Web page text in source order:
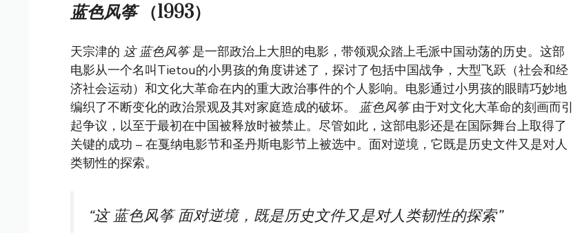
蓝色风筝（1993）
天宗津的 这 蓝色风筝是一部政治上大胆的电影，带领观众踏上毛派中国动荡的历史。这部
电影从一个名叫Tietou的小男孩的角度讲述了，探讨了包括中国战争，大型飞跃（社会和经
济社会运动）和文化大革命在内的重大政治事件的个人影响。电影通过小男孩的眼睛巧妙地
编织了不断变化的政治景观及其对家庭造成的破坏。 蓝色风筝由于对文化大革命的刻画而引
起争议，以至于最初在中国被释放时被禁止。尽管如此，这部电影还是在国际舞台上取得了
关键的成功 – 在戛纳电影节和圣丹斯电影节上被选中。面对逆境，它既是历史文件又是对人
类韧性的探索。
“这 蓝色风筝面对逆境，既是历史文件又是对人类韧性的探索”